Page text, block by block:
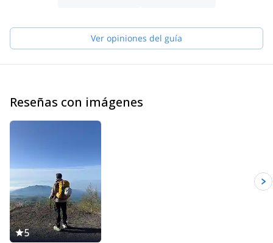
In the summer, I guide in the mountains, mainly in the North
Japan Alps, and sea kayak, and in the winter I take clients
the fun is to interact with the locals, to meet the local culture, and
to breathe in the air there as a total package!
So, in the summer I like to take clients deep into the mountains
And in the winter, I’d like to show my clients that backcountry
skiing is not all about chasing powder but it is about getting joy
from the mountains in totality.
I am looking forward to meeting you and sharing a quality time in
the land of varying seasonal beauties!
Ver opiniones del guía
Reseñas con imágenes
5